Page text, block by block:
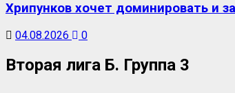
Хрипунков хочет доминировать и
04.08.2026 0
Вторая лига Б. Группа 3